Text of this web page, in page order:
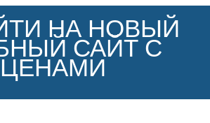
НА НОВЫЙ
САЙТ С
ЦЕНАМИ